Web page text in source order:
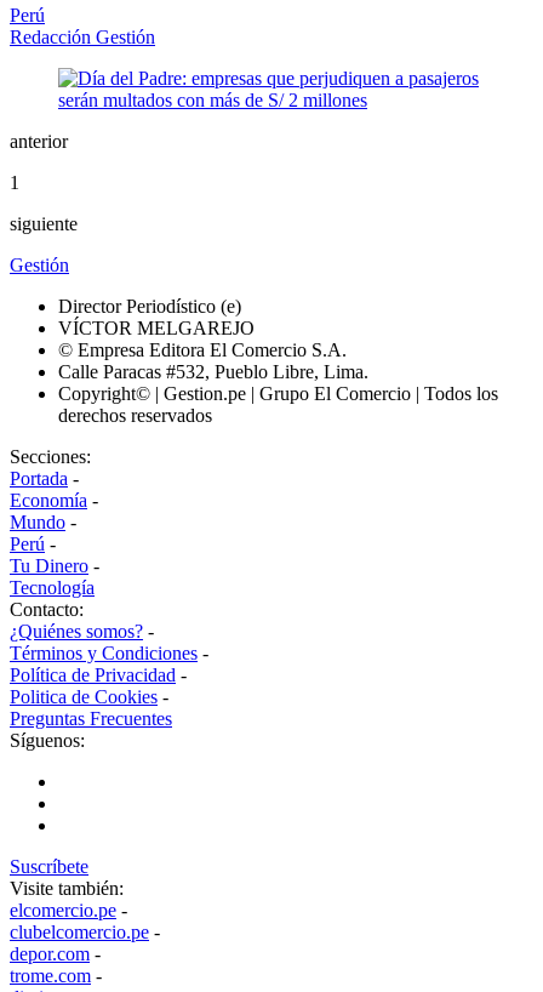
Perú
Redacción Gestión
anterior
1
siguiente
Gestión
Director Periodístico (e)
VÍCTOR MELGAREJO
© Empresa Editora El Comercio S.A.
Calle Paracas #532, Pueblo Libre, Lima.
Copyright© | Gestion.pe | Grupo El Comercio | Todos los
derechos reservados
Secciones:
Portada -
Economía -
Mundo -
Perú -
Tu Dinero -
Tecnología
Contacto:
¿Quiénes somos? -
Términos y Condiciones -
Política de Privacidad -
Politica de Cookies -
Preguntas Frecuentes
Síguenos:
Suscríbete
Visite también:
elcomercio.pe -
clubelcomercio.pe -
depor.com -
trome.com -